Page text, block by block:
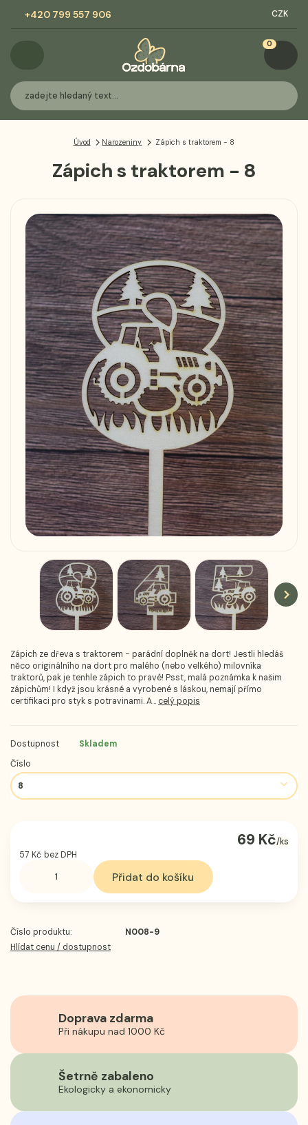
+420 799 557 906 CZK
0
Úvod Narozeniny Zápich s traktorem - 8
Zápich s traktorem - 8
Zápich ze dřeva s traktorem - parádní doplněk na dort! Jestli hledáš
něco originálního na dort pro malého (nebo velkého) milovníka
traktorů, pak je tenhle zápich to pravé! Psst, malá poznámka k našim
zápichům! I když jsou krásné a vyrobené s láskou, nemají přímo
certifikaci pro styk s potravinami. A... celý popis
Dostupnost
Skladem
Číslo
69 Kč/ks
57 Kč bez DPH
Přidat do košíku
Číslo produktu:
N008-9
Hlídat cenu / dostupnost
Doprava zdarma
Při nákupu nad 1000 Kč
Šetrně zabaleno
Ekologicky a ekonomicky